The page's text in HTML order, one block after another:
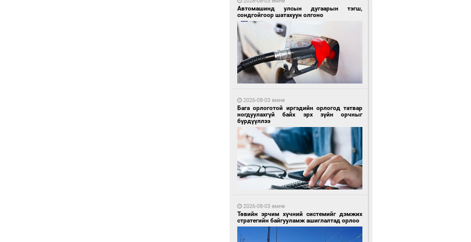
18 цагийн өмнө өмнө
Согтуугаар тээврийн хэрэгсэл жолоодсон
95 зөрчил бүртгэгдлээ
18 цагийн өмнө өмнө
Автобензин, дизель түлшний онцгой албан
татварыг тэглэлээ
Автомашинд улсын дугаарын тэгш,
сондгойгоор шатахуун олгоно
2026-08-03 өмнө
Бага орлоготой иргэдийн орлогод татвар
ногдуулахгүй байх эрх зүйн орчныг
бүрдүүллээ
2026-08-03 өмнө
Төвийн эрчим хүчний системийг дэмжих
стратегийн байгууламж ашиглалтад орлоо